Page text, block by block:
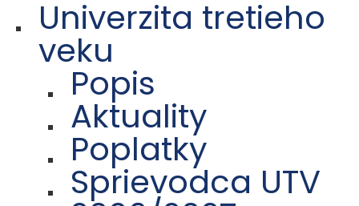
Univerzita tretieho
veku
Popis
Aktuality
Poplatky
Sprievodca UTV